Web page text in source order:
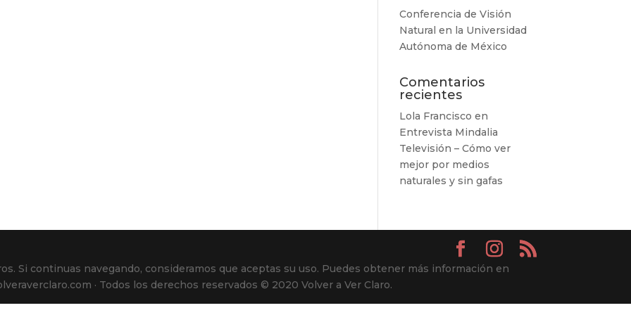
Conferencia de Visión
Natural en la Universidad
Autónoma de México
Comentarios
recientes
Lola Francisco en
Entrevista Mindalia
Televisión – Cómo ver
mejor por medios
naturales y sin gafas
Si continuas navegando, consideramos que aceptas su uso. Puedes obtener más información en
· Todos los derechos reservados © 2020 Volver a Ver Claro.